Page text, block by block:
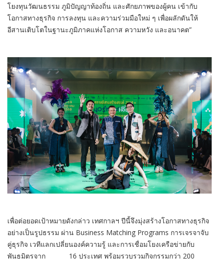
โยงทุนวัฒนธรรม ภูมิปัญญาท้องถิ่น และศักยภาพของผู้คน เข้ากับ
โอกาสทางธุรกิจ การลงทุน และความร่วมมือใหม่ ๆ เพื่อผลักดันให้
อีสานเติบโตในฐานะภูมิภาคแห่งโอกาส ความหวัง และอนาคต”
เพื่อต่อยอดเป้าหมายดังกล่าว เทศกาลฯ ปีนี้จึงมุ่งสร้างโอกาสทางธุรกิจ
อย่างเป็นรูปธรรม ผ่าน Business Matching Programs การเจรจาจับ
คู่ธุรกิจ เวทีแลกเปลี่ยนองค์ความรู้ และการเชื่อมโยงเครือข่ายกับ
พันธมิตรจาก 16 ประเทศ พร้อมรวบรวมกิจกรรมกว่า 200